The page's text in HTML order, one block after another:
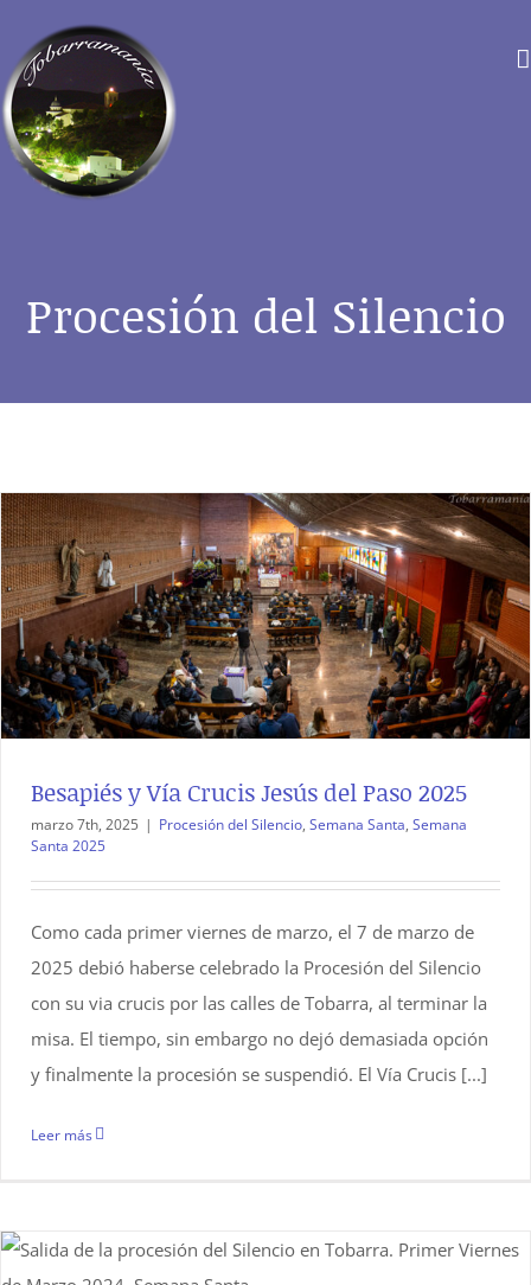
contenido
Procesión del Silencio
Besapiés y Vía Crucis Jesús del Paso 2025
marzo 7th, 2025 | Procesión del Silencio, Semana Santa, Semana
Santa 2025
Como cada primer viernes de marzo, el 7 de marzo de
2025 debió haberse celebrado la Procesión del Silencio
con su via crucis por las calles de Tobarra, al terminar la
misa. El tiempo, sin embargo no dejó demasiada opción
y finalmente la procesión se suspendió. El Vía Crucis [...]
Leer más